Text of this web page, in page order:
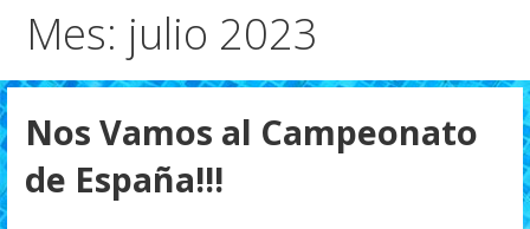
Mes: julio 2023
Nos Vamos al Campeonato
de España!!!